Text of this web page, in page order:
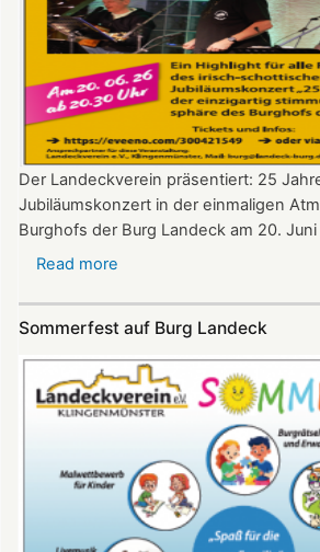
Der Landeckverein präsentiert: 25
Jubiläumskonzert in der einmaligen
Burghofs der Burg Landeck am 20.
Read more
auf
Burg
Landeck
am
Juni
2026
ab
20:30
Sommerfest auf Burg Landeck